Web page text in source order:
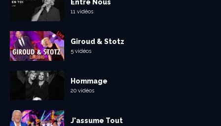
Entre Nous
11 vidéos
Giroud & Stotz
5 vidéos
Hommage
20 vidéos
J'assume Tout